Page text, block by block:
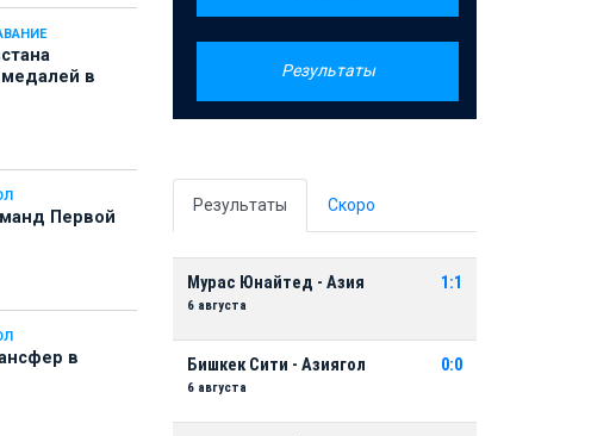
в
Первой
в
Результаты
Результаты Скоро
Мурас Юнайтед - Азия
6 августа
1:1
Бишкек Сити - Азиягол
6 августа
0:0